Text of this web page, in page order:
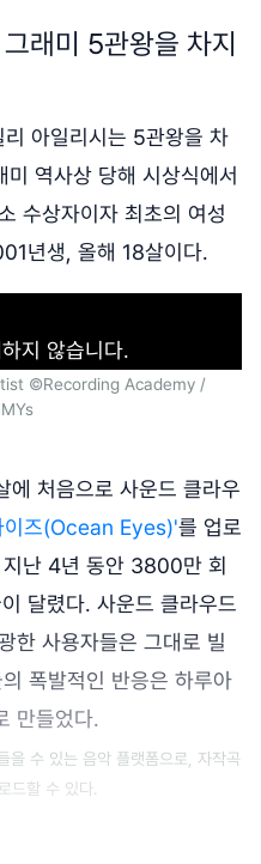
래미 5관왕을 차지
아일리시는 5관왕을 차
역사상 당해 시상식에서
수상자이자 최초의 여성
년생, 올해 18살이다.
지 않습니다.
©Recording Academy /
처음으로 사운드 클라우
이즈(Ocean Eyes)'를 업로
난 4년 동안 3800만 회
달렸다. 사운드 클라우드
한 사용자들은 그대로 빌
폭발적인 반응은 하루아
만들었다.
을 수 있는 음악 플랫폼으로, 자작곡
드할 수 있다.